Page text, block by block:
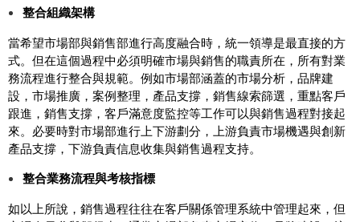
整合組織架構
當希望市場部與銷售部進行高度融合時，統一領導是最直接的方
式。但在這個過程中必須明確市場與銷售的職責所在，所有對業
務流程進行整合與規範。例如市場部涵蓋的市場分析，品牌建
設，市場推廣，案例整理，產品支撐，銷售線索篩選，重點客戶
跟進，銷售支撐，客戶滿意度監控等工作可以與銷售過程對接起
來。必要時對市場部進行上下游劃分，上游負責市場機遇與創新
產品支撐，下游負責信息收集與銷售過程支持。
整合業務流程與考核指標
如以上所說，銷售過程往往在客戶關係管理系統中管理起來，但